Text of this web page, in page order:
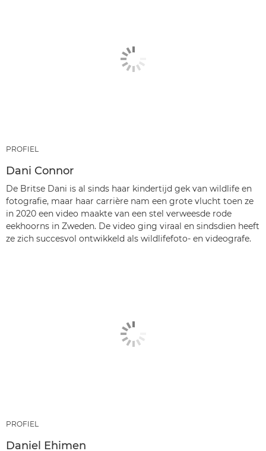
PROFIEL
Dani Connor
De Britse Dani is al sinds haar kindertijd gek van wildlife en
fotografie, maar haar carrière nam een grote vlucht toen ze
in 2020 een video maakte van een stel verweesde rode
eekhoorns in Zweden. De video ging viraal en sindsdien heeft
ze zich succesvol ontwikkeld als wildlifefoto- en videografe.
PROFIEL
Daniel Ehimen